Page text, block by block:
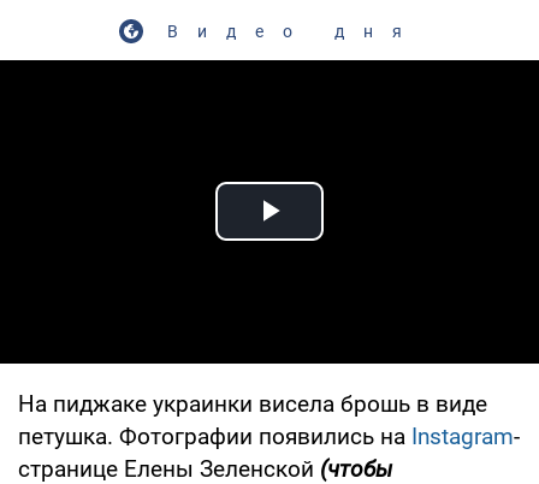
Видео дня
Play Video
На пиджаке украинки висела брошь в виде
петушка. Фотографии появились на Instagram-
странице Елены Зеленской (чтобы